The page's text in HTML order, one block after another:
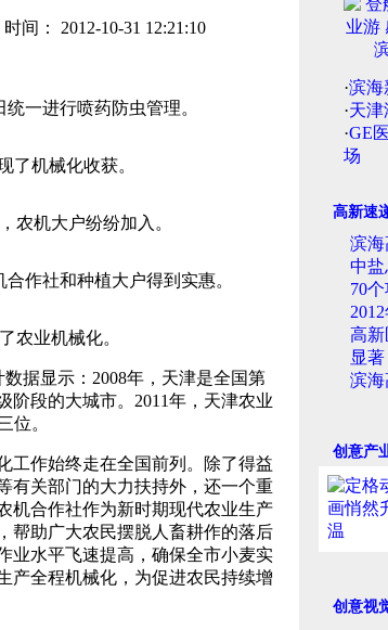
间： 2012-10-31 12:21:10
一进行喷药防虫管理。
了机械化收获。
机大户纷纷加入。
作社和种植大户得到实惠。
业机械化。
据显示：2008年，天津是全国第
阶段的大城市。2011年，天津农业
位。
作始终走在全国前列。除了得益
有关部门的大力扶持外，还一个重
机合作社作为新时期现代农业生产
帮助广大农民摆脱人畜耕作的落后
业水平飞速提高，确保全市小麦实
产全程机械化，为促进农民持续增
·滨海
·天
·GE
场
高新速
滨海
中
70
高
显著
滨
创意产
创意视